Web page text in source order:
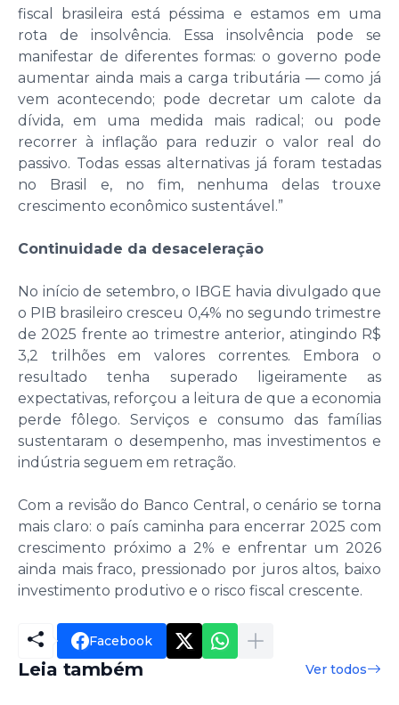
fiscal brasileira está péssima e estamos em uma
rota de insolvência. Essa insolvência pode se
manifestar de diferentes formas: o governo pode
aumentar ainda mais a carga tributária — como já
vem acontecendo; pode decretar um calote da
dívida, em uma medida mais radical; ou pode
recorrer à inflação para reduzir o valor real do
passivo. Todas essas alternativas já foram testadas
no Brasil e, no fim, nenhuma delas trouxe
crescimento econômico sustentável.”
Continuidade da desaceleração
No início de setembro, o IBGE havia divulgado que
o PIB brasileiro cresceu 0,4% no segundo trimestre
de 2025 frente ao trimestre anterior, atingindo R$
3,2 trilhões em valores correntes. Embora o
resultado tenha superado ligeiramente as
expectativas, reforçou a leitura de que a economia
perde fôlego. Serviços e consumo das famílias
sustentaram o desempenho, mas investimentos e
indústria seguem em retração.
Com a revisão do Banco Central, o cenário se torna
mais claro: o país caminha para encerrar 2025 com
crescimento próximo a 2% e enfrentar um 2026
ainda mais fraco, pressionado por juros altos, baixo
investimento produtivo e o risco fiscal crescente.
Facebook
Leia também Ver todos